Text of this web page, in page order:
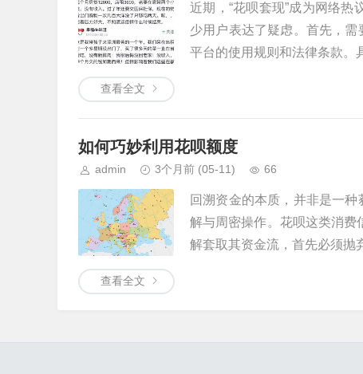
近期，“花呗套现”成为网络热
少用户表达了疑虑。首先，
平台的使用规则和法律条款。
查看全文
如何巧妙利用花呗额度
admin 3个月前 (05-11) 66
回溯资金的本质，并非是一
解与周密操作。花呗这类消费
解套取其资金流，首先必须抛
查看全文